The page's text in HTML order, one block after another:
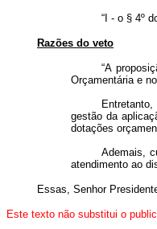
“I - o § 4º
Razões do veto
“A
Orçamentária e
gestão da
dotações
Ademais,
atendimento ao
Essas, Senhor
Este texto não substitui o